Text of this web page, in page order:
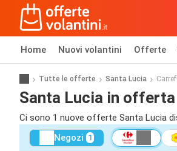
Home Nuovi volantini Offerte
Tutte le offerte Santa Lucia
Santa Lucia in
Ci sono 1 nuove offerte Santa Lucia
Negozi 1